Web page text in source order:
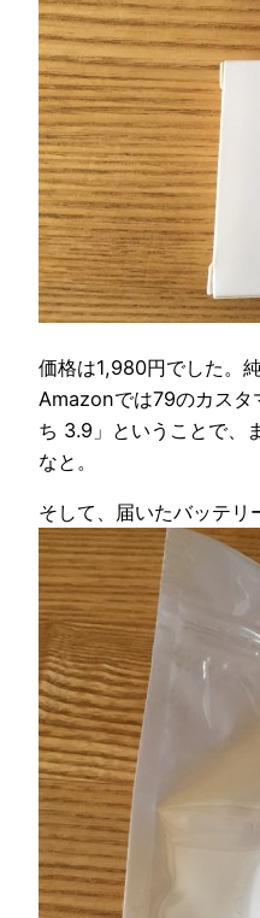
価格は1,980円でした。
Amazonでは79のカスタ
ち 3.9」ということで、
なと。
そして、届いたバッテリ